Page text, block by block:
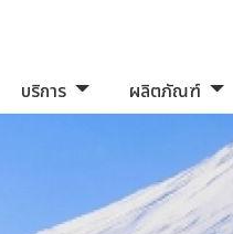
บริการ ผลิตภัณฑ์